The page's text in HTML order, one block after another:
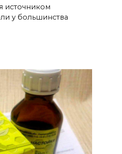
источником
у большинства